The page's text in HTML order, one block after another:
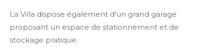
La Villa dispose également d'un grand garage
proposant un espace de stationnement et de
stockage pratique.